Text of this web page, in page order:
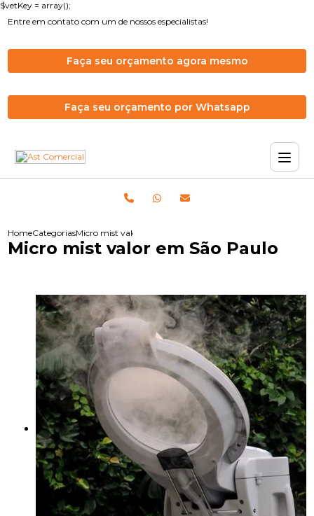
$vetKey = array();
Entre em contato com um de nossos especialistas!
Faça seu orçamento agora mesmo
Faça seu orçamento por Whatsapp
HomeCategoriasMicro mist valor em São Paulo
Micro mist valor em São Paulo